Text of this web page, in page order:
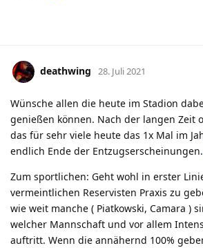
deathwing 28. Juli 2021
Wünsche allen die heute im Stadion
genießen können. Nach der langen Zeit
das für sehr viele heute das 1x Mal im
endlich Ende der Entzugserscheinungen.
Zum sportlichen: Geht wohl in erster
vermeintlichen Reservisten Praxis zu
wie weit manche ( Piatkowski, Camara )
welcher Mannschaft und vor allem
auftritt. Wenn die annähernd 100%